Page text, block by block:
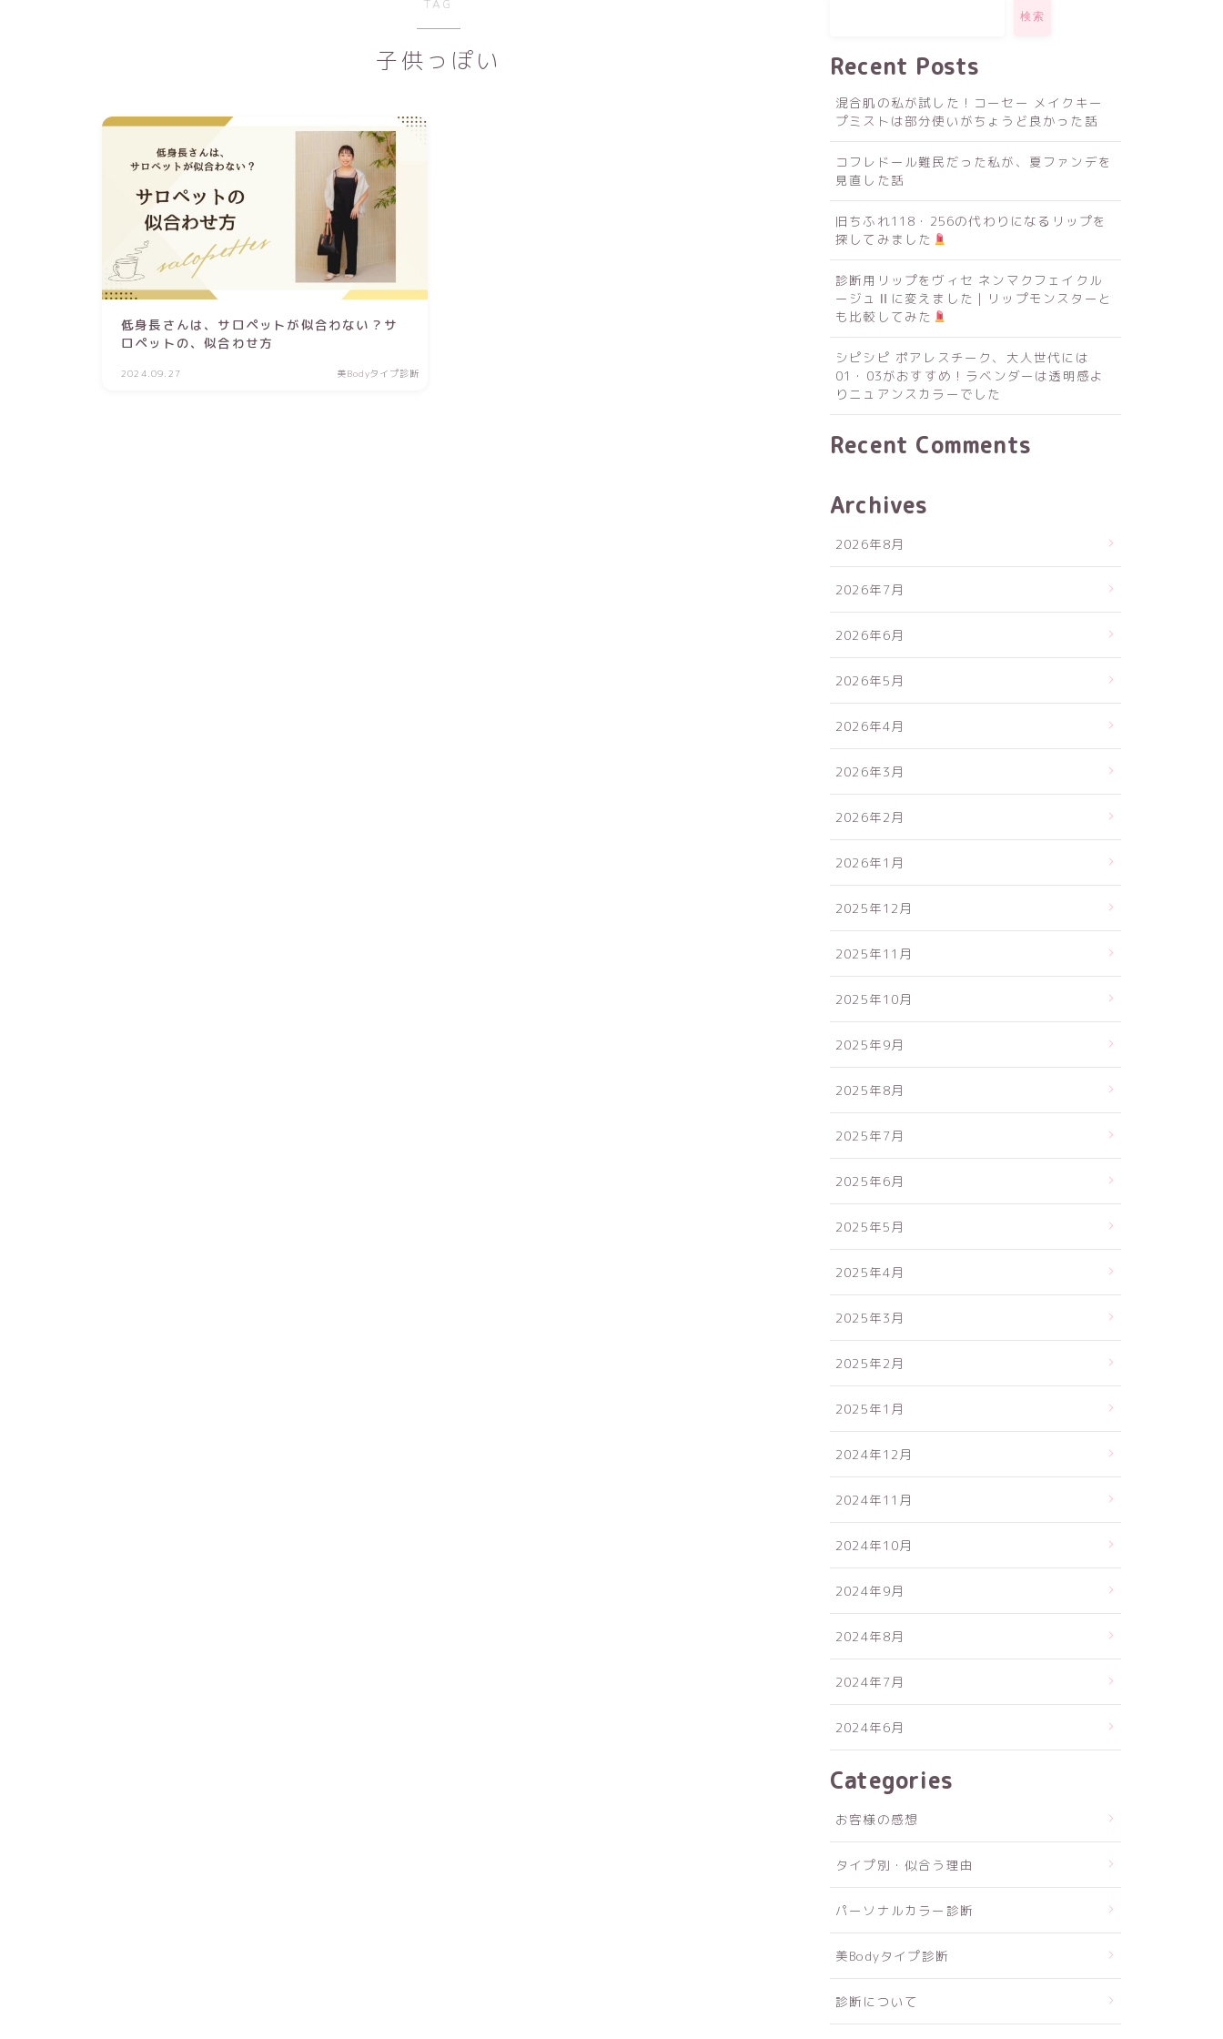
TAG
子供っぽい
低身長さんは、サロペットが似合わない？サ
ロペットの、似合わせ方
2024.09.27 美Bodyタイプ診断
検索
Recent Posts
混合肌の私が試した！コーセー メイクキー
プミストは部分使いがちょうど良かった話
コフレドール難民だった私が、夏ファンデを
見直した話
旧ちふれ118・256の代わりになるリップを
探してみました
診断用リップをヴィセ ネンマクフェイクル
ージュⅡに変えました｜リップモンスターと
も比較してみた
シピシピ ポアレスチーク、大人世代には
01・03がおすすめ！ラベンダーは透明感よ
りニュアンスカラーでした
Recent Comments
Archives
2026年8月
2026年7月
2026年6月
2026年5月
2026年4月
2026年3月
2026年2月
2026年1月
2025年12月
2025年11月
2025年10月
2025年9月
2025年8月
2025年7月
2025年6月
2025年5月
2025年4月
2025年3月
2025年2月
2025年1月
2024年12月
2024年11月
2024年10月
2024年9月
2024年8月
2024年7月
2024年6月
Categories
お客様の感想
タイプ別・似合う理由
パーソナルカラー診断
美Bodyタイプ診断
診断について